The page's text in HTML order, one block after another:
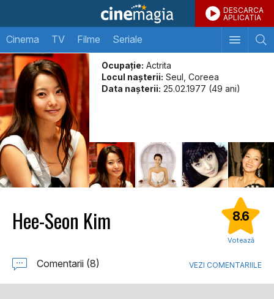
DESCARCA
APLICATIA
Cinema TV Filme Seriale
Ocupație: Actrita
Locul naşterii: Seul, Coreea
Data naşterii: 25.02.1977 (49 ani)
Hee-Seon Kim 8.6
Votează
Comentarii (8) VEZI COMENTARIILE